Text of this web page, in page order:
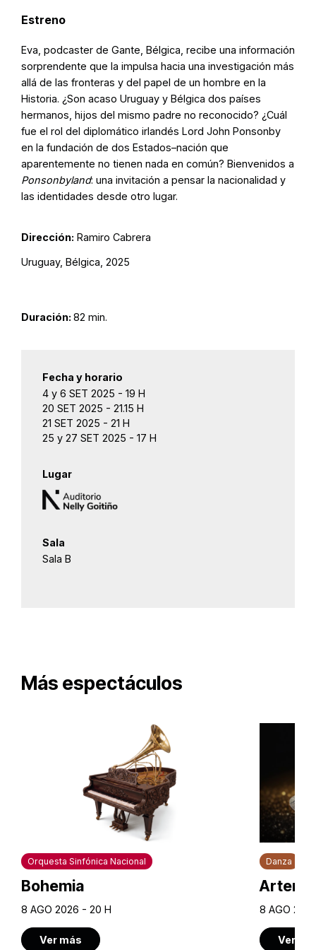
Estreno
Eva, podcaster de Gante, Bélgica, recibe una información
sorprendente que la impulsa hacia una investigación más
allá de las fronteras y del papel de un hombre en la
Historia. ¿Son acaso Uruguay y Bélgica dos países
hermanos, hijos del mismo padre no reconocido? ¿Cuál
fue el rol del diplomático irlandés Lord John Ponsonby
en la fundación de dos Estados–nación que
aparentemente no tienen nada en común? Bienvenidos a
Ponsonbyland: una invitación a pensar la nacionalidad y
las identidades desde otro lugar.
Dirección: Ramiro Cabrera
Uruguay, Bélgica, 2025
Duración: 82 min.
Fecha y horario
4 y 6 SET 2025 - 19 H
20 SET 2025 - 21.15 H
21 SET 2025 - 21 H
25 y 27 SET 2025 - 17 H
Lugar
Sala
Sala B
Más espectáculos
Orquesta Sinfónica Nacional
Bohemia
8 AGO 2026 - 20 H
Ver más
Danza
Artem
8 AGO
Ver